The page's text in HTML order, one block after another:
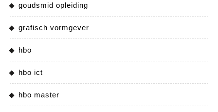
goudsmid opleiding
grafisch vormgever
hbo
hbo ict
hbo master